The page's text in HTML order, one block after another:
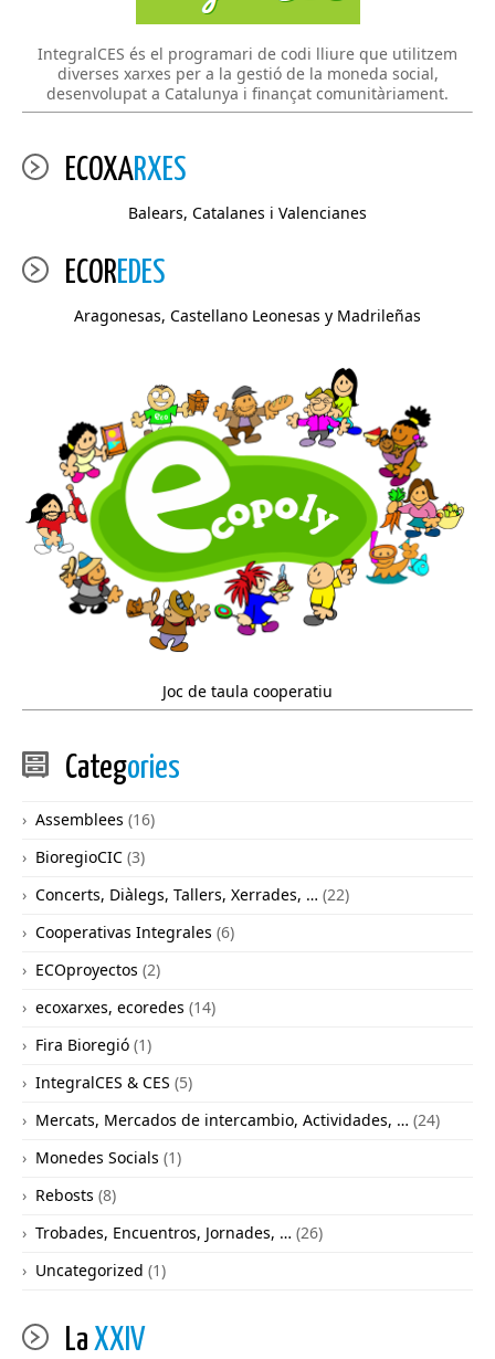
IntegralCES és el programari de codi lliure que utilitzem
diverses xarxes per a la gestió de la moneda social,
desenvolupat a Catalunya i finançat comunitàriament.
ECOXARXES
Balears, Catalanes i Valencianes
ECOREDES
Aragonesas, Castellano Leonesas y Madrileñas
Joc de taula cooperatiu
Categories
Assemblees (16)
BioregioCIC (3)
Concerts, Diàlegs, Tallers, Xerrades, … (22)
Cooperativas Integrales (6)
ECOproyectos (2)
ecoxarxes, ecoredes (14)
Fira Bioregió (1)
IntegralCES & CES (5)
Mercats, Mercados de intercambio, Actividades, … (24)
Monedes Socials (1)
Rebosts (8)
Trobades, Encuentros, Jornades, … (26)
Uncategorized (1)
La XXIV